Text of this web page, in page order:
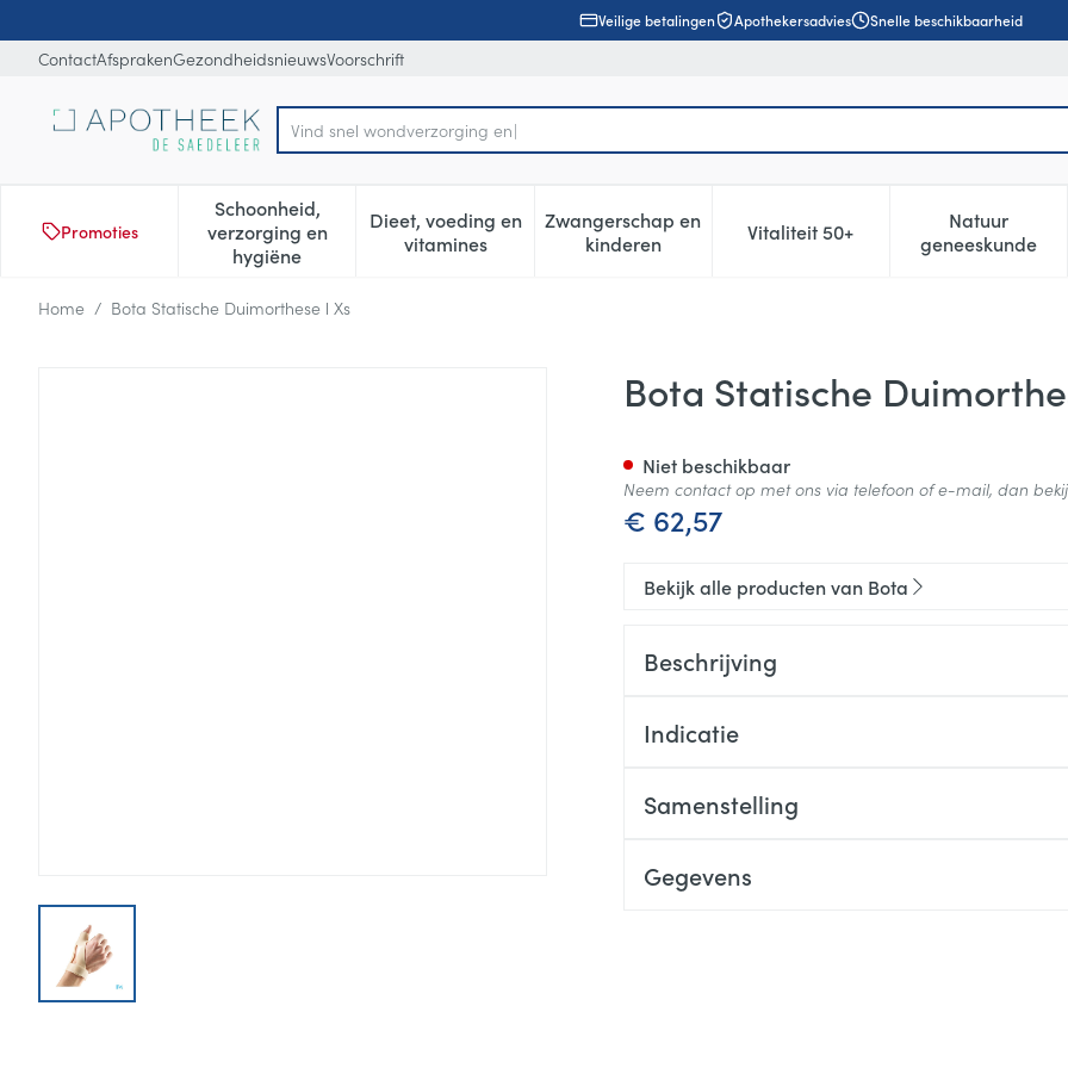
Veilige betalingen Apothekersadvies Snelle beschikbaarheid
ContactAfsprakenGezondheidsnieuwsVoorschrift
Product, merk, categorie...
Vi
Promoties
Schoonheid,
verzorging en
hygiëne
Toon submenu voor Schoonheid, verzorging en hygiëne categorie
Dieet, voeding en
vitaminesToon submenu voor Dieet, voeding en vitamines categorie
Zwangerschap en
kinderenToon submenu voor Zwangerschap en kinderen
Vitaliteit 50+Toon submenu voor Vitaliteit
Natuur
geneeskunde
Toon
Home / Bota Statische Duimorthese l Xs
View larger image
Bota Statische
€ 62,57
Niet beschikbaar
Neem contact op met ons via telefoon of e-mail, dan
Bekijk alle producten van Bota
Beschrijving
Indicatie
Samenstelling
Gegevens